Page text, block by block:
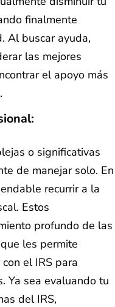
finalmente
Al buscar ayuda,
las mejores
el apoyo más
o significativas
de manejar solo. En
recurrir a la
Estos
profundo de las
les permite
el IRS para
Ya sea evaluando tu
del IRS,